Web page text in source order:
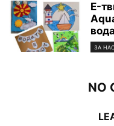
E-
ЗА НАС
NO